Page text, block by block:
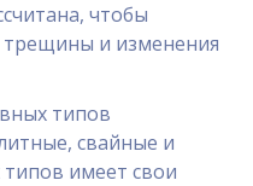
чтобы
и изменения
типов
свайные и
имеет свои